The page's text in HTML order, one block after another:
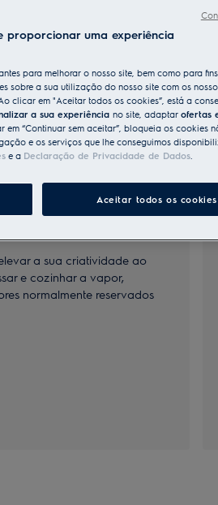
a sua criatividade ao
e cozinhar a vapor,
normalmente reservados
proporcionar uma experiência
para melhorar o nosso site, bem como para
sobre a sua utilização do nosso site com os
clicar em "Aceitar todos os cookies”, está a
a sua experiência no site, adaptar ofertas
“Continuar sem aceitar”, bloqueia os cookies
e os serviços que lhe conseguimos
e a Declaração de Privacidade de Dados.
Aceitar todos os cookies